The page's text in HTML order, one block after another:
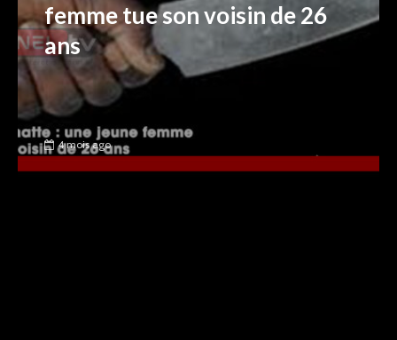
femme tue son voisin de 26
ans
4 mois ago